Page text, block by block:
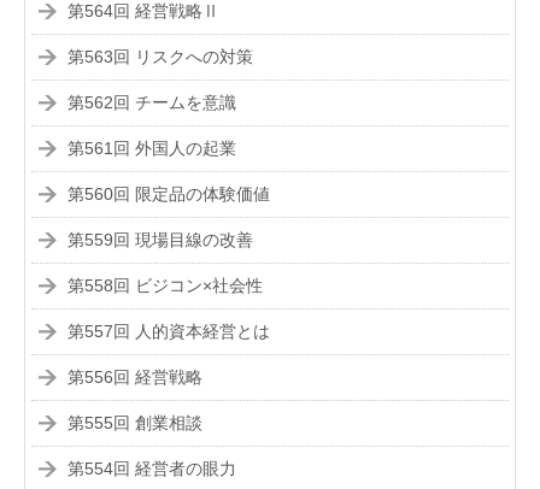
第564回 経営戦略Ⅱ
第563回 リスクへの対策
第562回 チームを意識
第561回 外国人の起業
第560回 限定品の体験価値
第559回 現場目線の改善
第558回 ビジコン×社会性
第557回 人的資本経営とは
第556回 経営戦略
第555回 創業相談
第554回 経営者の眼力